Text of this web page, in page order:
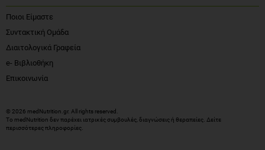
Ποιοι Είμαστε
Συντακτική Ομάδα
Διαιτολογικά Γραφεία
e- Βιβλιοθήκη
Επικοινωνία
© 2026 medNutrition.gr. All rights reserved.
Το medNutrition δεν παρέχει ιατρικές συμβουλές, διαγνώσεις ή θεραπείες. Δείτε
περισσότερες πληροφορίες